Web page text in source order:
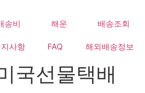
송비 해운 배송조회
사항 FAQ 해외배송정보
국선물택배